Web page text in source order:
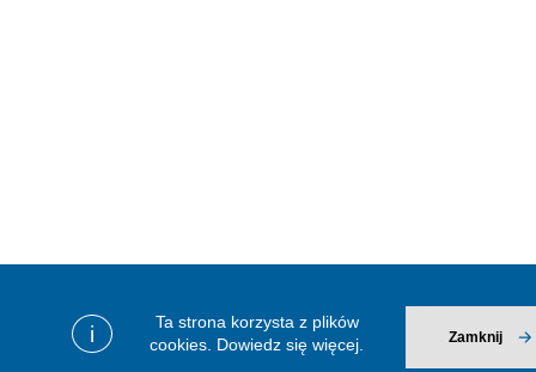
i
Ta strona korzysta z plików
cookies. Dowiedz się więcej. Zamknij